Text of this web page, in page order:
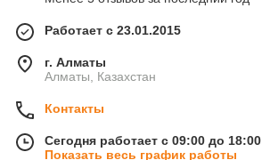
Работает с 23.01.2015
г. Алматы
Алматы, Казахстан
Контакты
Сегодня работает с 09:00 до 18:00
Показать весь график работы